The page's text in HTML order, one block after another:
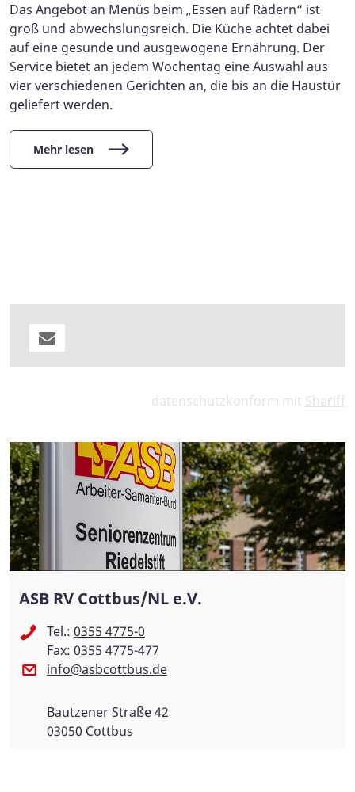
Das Angebot an Menüs beim „Essen auf Rädern“ ist
groß und abwechslungsreich. Die Küche achtet dabei
auf eine gesunde und ausgewogene Ernährung. Der
Service bietet an jedem Wochentag eine Auswahl aus
vier verschiedenen Gerichten an, die bis an die Haustür
geliefert werden.
Mehr lesen
datenschutzkonform mit Shariff
ASB RV Cottbus/NL e.V.
Tel.: 0355 4775-0
Fax: 0355 4775-477
info@asbcottbus.de
Bautzener Straße 42
03050 Cottbus